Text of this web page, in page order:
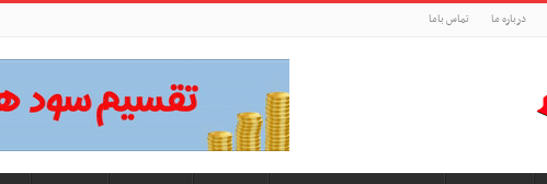
درباره ما تماس باما